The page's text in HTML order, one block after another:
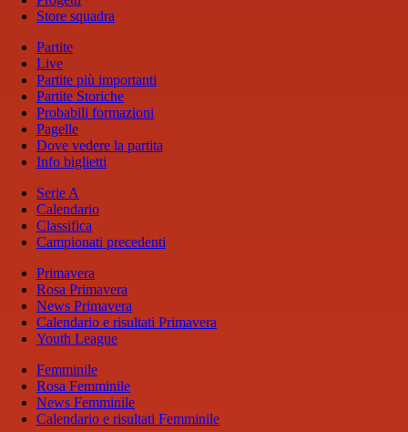
Store squadra
Partite
Live
Partite più importanti
Partite Storiche
Probabili formazioni
Pagelle
Dove vedere la partita
Info biglietti
Serie A
Calendario
Classifica
Campionati precedenti
Primavera
Rosa Primavera
News Primavera
Calendario e risultati Primavera
Youth League
Femminile
Rosa Femminile
News Femminile
Calendario e risultati Femminile